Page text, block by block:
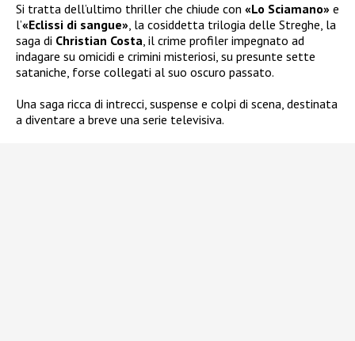
Si tratta dell’ultimo thriller che chiude con «Lo Sciamano» e
l’«Eclissi di sangue», la cosiddetta trilogia delle Streghe, la
saga di Christian Costa, il crime profiler impegnato ad
indagare su omicidi e crimini misteriosi, su presunte sette
sataniche, forse collegati al suo oscuro passato.
Una saga ricca di intrecci, suspense e colpi di scena, destinata
a diventare a breve una serie televisiva.